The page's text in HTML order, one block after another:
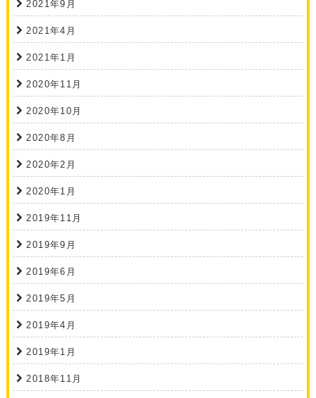
2021年9月
2021年4月
2021年1月
2020年11月
2020年10月
2020年8月
2020年2月
2020年1月
2019年11月
2019年9月
2019年6月
2019年5月
2019年4月
2019年1月
2018年11月